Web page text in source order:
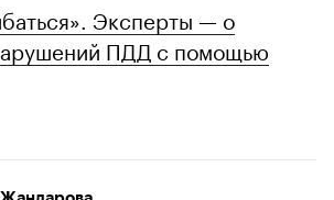
Эксперты — о
ПДД с помощью